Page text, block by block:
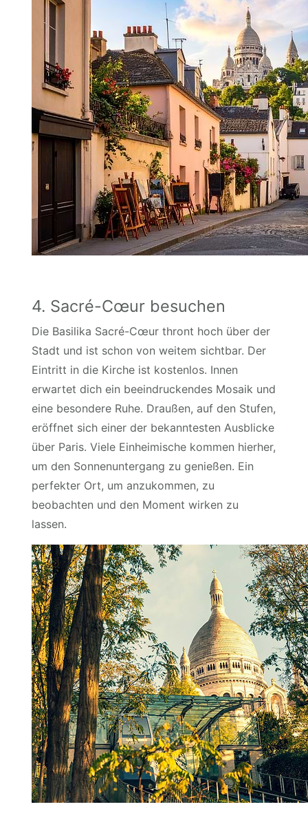
4. Sacré-Cœur besuchen
Die Basilika Sacré-Cœur thront hoch über der
Stadt und ist schon von weitem sichtbar. Der
Eintritt in die Kirche ist kostenlos. Innen
erwartet dich ein beeindruckendes Mosaik und
eine besondere Ruhe. Draußen, auf den Stufen,
eröffnet sich einer der bekanntesten Ausblicke
über Paris. Viele Einheimische kommen hierher,
um den Sonnenuntergang zu genießen. Ein
perfekter Ort, um anzukommen, zu
beobachten und den Moment wirken zu
lassen.